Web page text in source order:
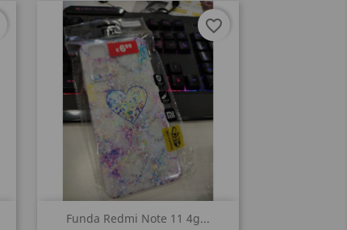
Funda Redmi Note 11 4g...
Vista rápida
favorite_border